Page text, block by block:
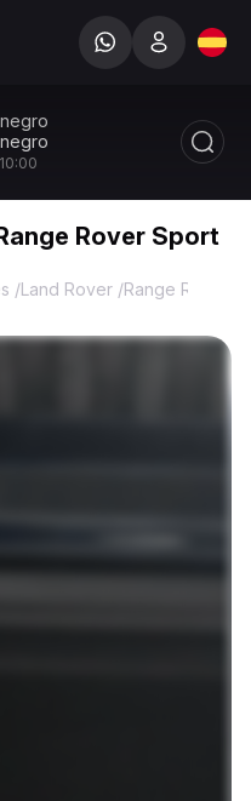
10:00
Rover Sport
/Land Rover /Range Rover